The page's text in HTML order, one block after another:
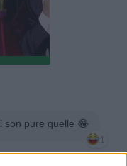
son pure quelle 😂
1